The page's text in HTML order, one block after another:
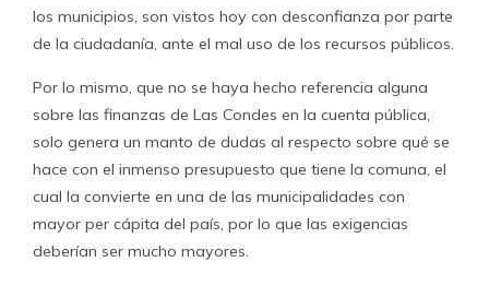
los municipios, son vistos hoy con desconfianza por parte
de la ciudadanía, ante el mal uso de los recursos públicos.
Por lo mismo, que no se haya hecho referencia alguna
sobre las finanzas de Las Condes en la cuenta pública,
solo genera un manto de dudas al respecto sobre qué se
hace con el inmenso presupuesto que tiene la comuna, el
cual la convierte en una de las municipalidades con
mayor per cápita del país, por lo que las exigencias
deberían ser mucho mayores.